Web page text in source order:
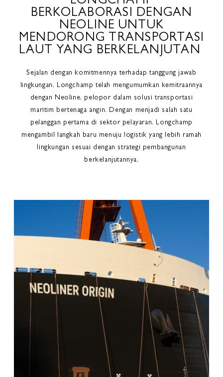
BERKOLABORASI DENGAN
NEOLINE UNTUK
MENDORONG TRANSPORTASI
LAUT YANG BERKELANJUTAN
Sejalan dengan komitmennya terhadap tanggung jawab
lingkungan, Longchamp telah mengumumkan kemitraannya
dengan Neoline, pelopor dalam solusi transportasi
maritim bertenaga angin. Dengan menjadi salah satu
pelanggan pertama di sektor pelayaran, Longchamp
mengambil langkah baru menuju logistik yang lebih ramah
lingkungan sesuai dengan strategi pembangunan
berkelanjutannya.